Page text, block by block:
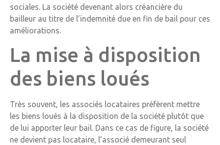
sociales. La société devenant alors créancière du
bailleur au titre de l’indemnité due en fin de bail pour ces
améliorations.
La mise à disposition
des biens loués
Très souvent, les associés locataires préfèrent mettre
les biens loués à la disposition de la société plutôt que
de lui apporter leur bail. Dans ce cas de figure, la société
ne devient pas locataire, l’associé demeurant seul